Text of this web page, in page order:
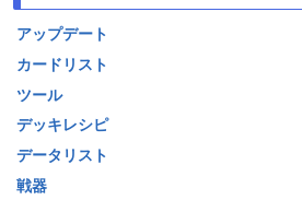
アップデート
カードリスト
ツール
デッキレシピ
データリスト
戦器